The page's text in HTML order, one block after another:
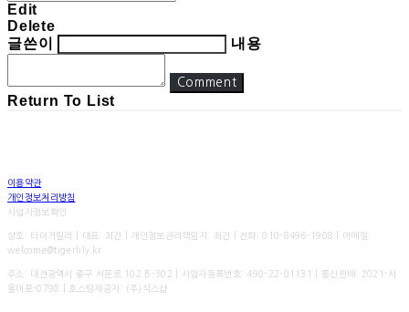
Edit
Delete
글쓴이
내용
Comment
Return To List
이용약관
개인정보처리방침
사업자정보확인
상호: 타이거릴리 | 대표: 최건 | 개인정보관리책임자: 최건 | 전화: 010-8496-1908 | 이메일:
welcome@tigerlily.kr
주소: 대전광역시 중구 서문로 102 B-302 | 사업자등록번호: 490-22-01131 | 통신판매: 2021-서
울마포-0798
| 호스팅제공자: (주)식스샵